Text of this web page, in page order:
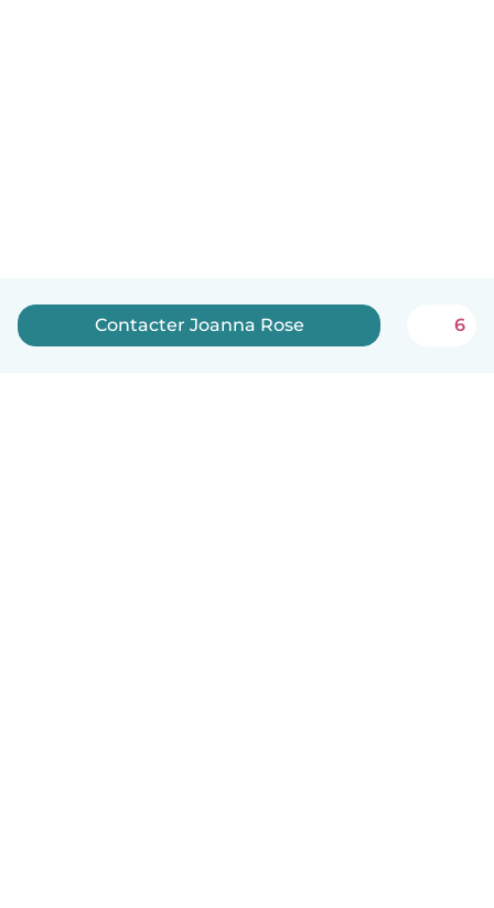
Contacter Joanna Rose 6